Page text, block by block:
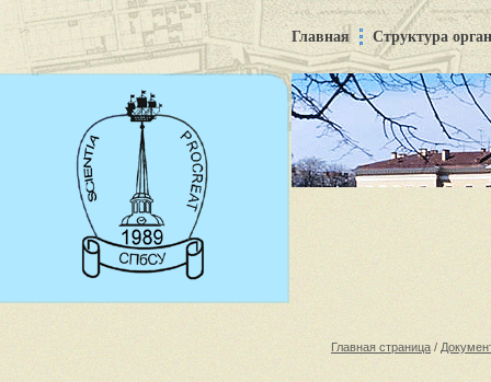
Главная Структура
Главная страница /